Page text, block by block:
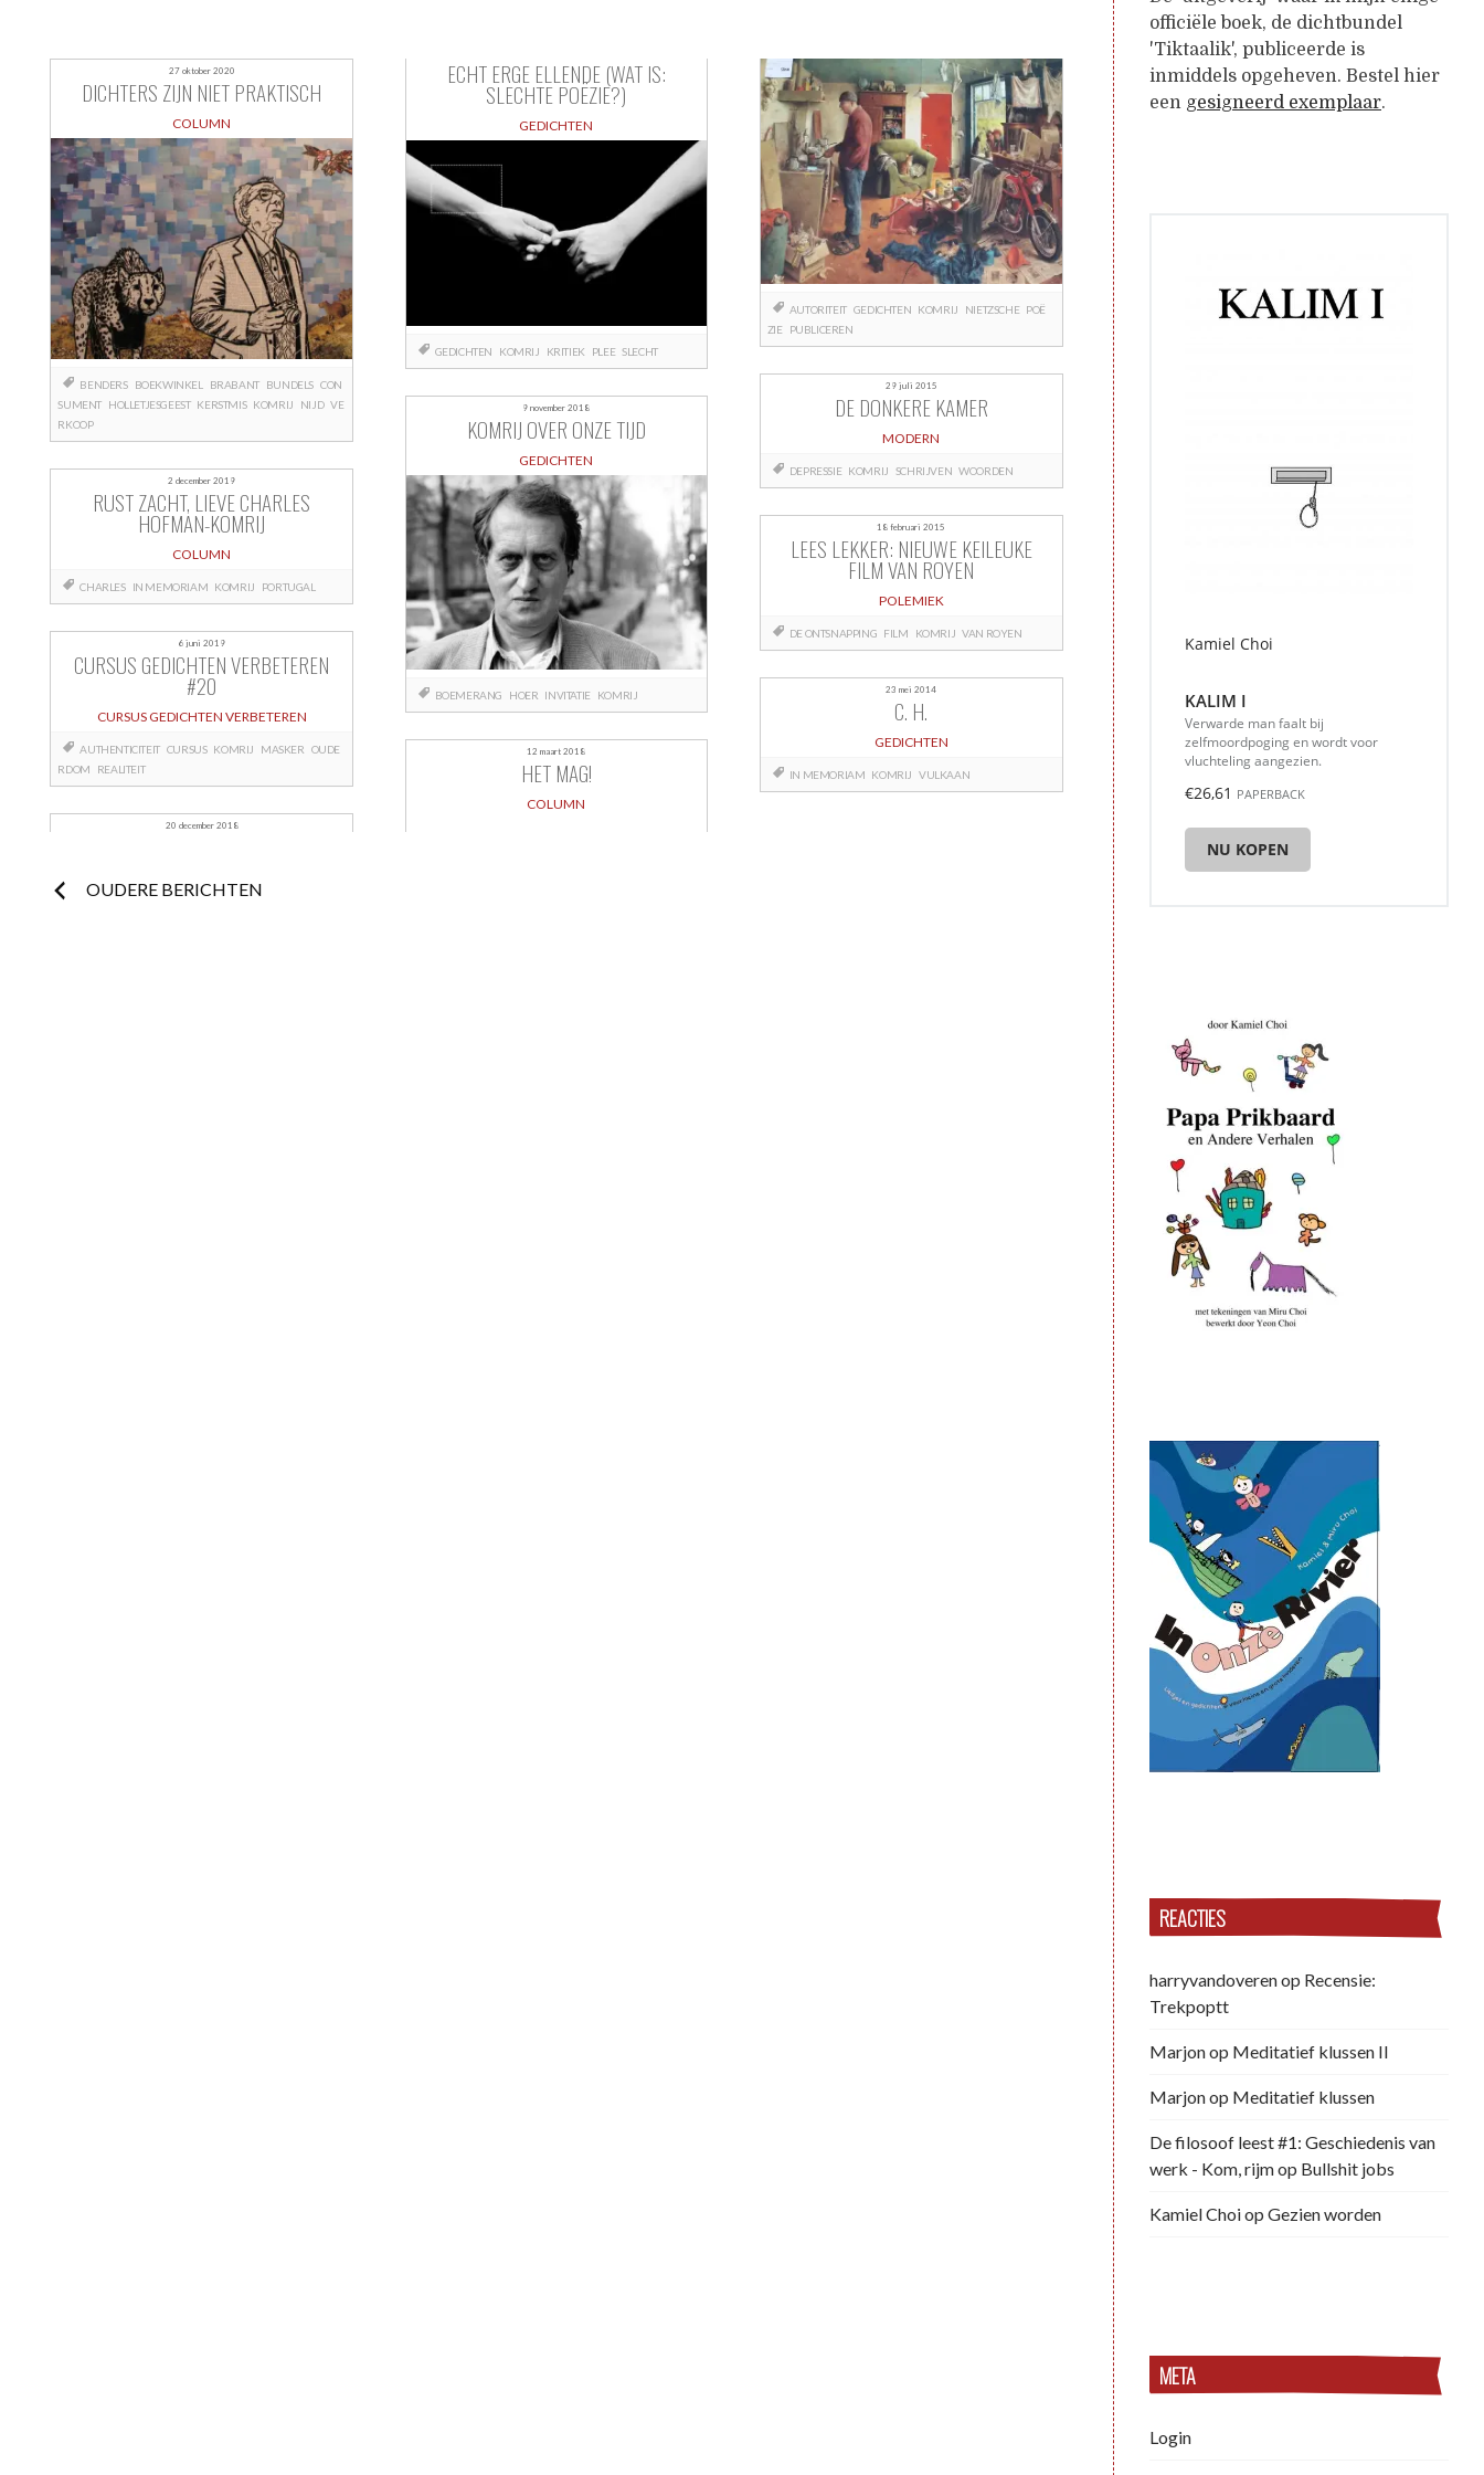
27 oktober 2020
DICHTERS ZIJN NIET PRAKTISCH
COLUMN
BENDERS BOEKWINKEL BRABANT BUNDELS CON
SUMENT HOLLETJESGEEST KERSTMIS KOMRIJ NIJD VE
RKOOP
2 december 2019
RUST ZACHT, LIEVE CHARLES
HOFMAN-KOMRIJ
COLUMN
CHARLES IN MEMORIAM KOMRIJ PORTUGAL
6 juni 2019
CURSUS GEDICHTEN VERBETEREN
#20
CURSUS GEDICHTEN VERBETEREN
AUTHENTICITEIT CURSUS KOMRIJ MASKER OUDE
RDOM
REALITEIT
20 december 2018
ECHT ERGE ELLENDE (WAT IS:
SLECHTE POËZIE?)
GEDICHTEN
GEDICHTEN KOMRIJ KRITIEK PLEE SLECHT
9 november 2018
KOMRIJ OVER ONZE TIJD
GEDICHTEN
BOEMERANG HOER INVITATIE KOMRIJ
12 maart 2018
HET MAG!
COLUMN
AUTORITEIT GEDICHTEN KOMRIJ NIETZSCHE POË
ZIE
PUBLICEREN
29 juli 2015
DE DONKERE KAMER
MODERN
DEPRESSIE KOMRIJ SCHRIJVEN WOORDEN
18 februari 2015
LEES LEKKER: NIEUWE KEILEUKE
FILM VAN ROYEN
POLEMIEK
DE ONTSNAPPING FILM KOMRIJ VAN ROYEN
23 mei 2014
C. H.
GEDICHTEN
IN MEMORIAM KOMRIJ VULKAAN
Berichtnavigatie
OUDERE BERICHTEN
officiële boek, de dichtbundel
'Tiktaalik', publiceerde is
inmiddels opgeheven. Bestel hier
een gesigneerd exemplaar.
Kamiel Choi
KALIM I
Verwarde man faalt bij
zelfmoordpoging en wordt voor
vluchteling aangezien.
€26,61 PAPERBACK
NU KOPEN
REACTIES
harryvandoverenop Recensie:
Trekpoptt
Marjonop Meditatief klussen II
Marjonop Meditatief klussen
De filosoof leest #1: Geschiedenis van
werk - Kom, rijmop Bullshit jobs
Kamiel Choiop Gezien worden
META
Login